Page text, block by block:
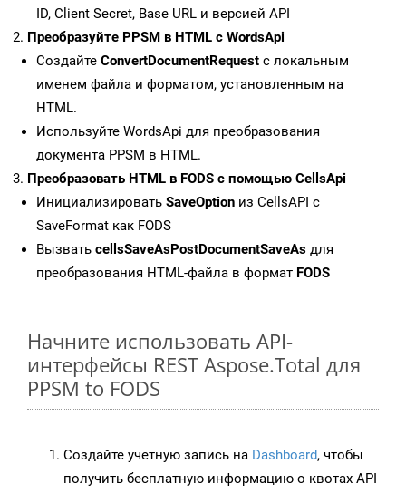
ID, Client Secret, Base URL и версией API
Преобразуйте PPSM в HTML с WordsApi
Создайте ConvertDocumentRequest с локальным
именем файла и форматом, установленным на
HTML.
Используйте WordsApi для преобразования
документа PPSM в HTML.
Преобразовать HTML в FODS с помощью CellsApi
Инициализировать SaveOption из CellsAPI с
SaveFormat как FODS
Вызвать cellsSaveAsPostDocumentSaveAs для
преобразования HTML-файла в формат FODS
Начните использовать API-
интерфейсы REST Aspose.Total для
PPSM to FODS
Создайте учетную запись на Dashboard, чтобы
получить бесплатную информацию о квотах API